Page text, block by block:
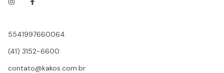
5541997660064
(41) 3152-6600
contato@kakos.com.br